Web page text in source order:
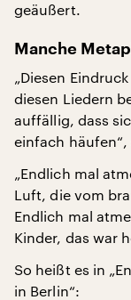
geäußert.
Manche
„Diesen
diesen Liedern
auffällig, dass
einfach
„Endlich mal
Luft, die vom
Endlich mal
Kinder, das war
So heißt es in
in Berlin“: